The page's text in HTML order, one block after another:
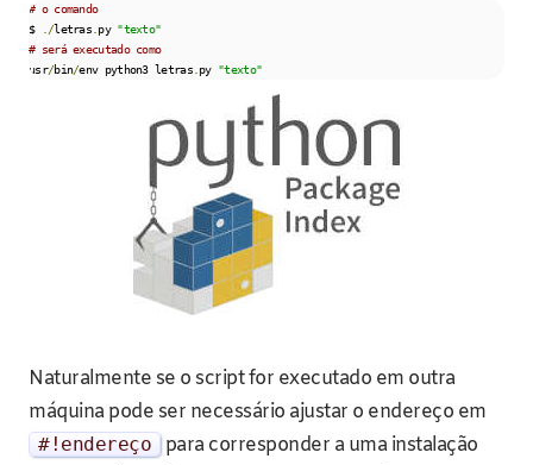
# o comando
$
./letras py "texto"
# será executado como
usr/bin/env python3 letras. py "texto"
Naturalmente se o script for executado em outra
máquina pode ser necessário ajustar o endereço em
#!endereço
para corresponder a uma instalação